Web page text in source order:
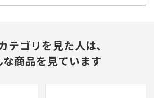
テゴリを見た人は、
な商品を見ています